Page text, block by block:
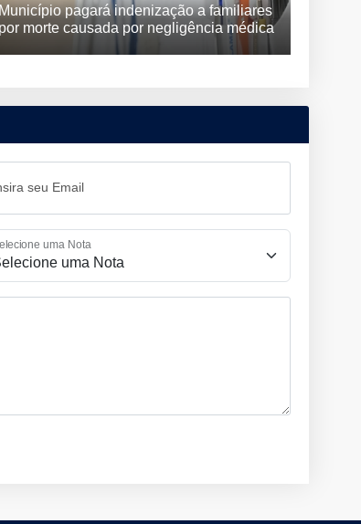
pagará indenização a familiares
por morte causada por negligência médica
seu Email
uma Nota